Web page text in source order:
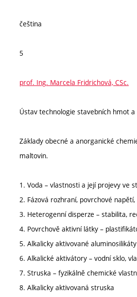
čeština
5
prof. Ing. Marcela Fridrichová, CSc.
Ústav technologie stavebních hmot a
Základy obecné a anorganické
maltovin.
1. Voda – vlastnosti a její projevy ve
2. Fázová rozhraní, povrchové
3. Heterogenní disperze – stabilita,
4. Povrchově aktivní látky –
5. Alkalicky aktivované
6. Alkalické aktivátory – vodní sklo,
7. Struska – fyzikálně chemické
8. Alkalicky aktivovaná struska